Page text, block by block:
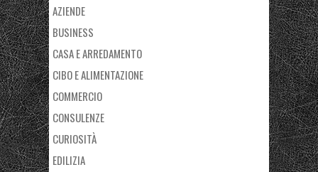
AZIENDE
BUSINESS
CASA E ARREDAMENTO
CIBO E ALIMENTAZIONE
COMMERCIO
CONSULENZE
CURIOSITÀ
EDILIZIA